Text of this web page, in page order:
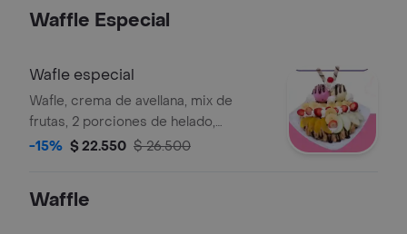
Waffle Especial
Wafle especial
Wafle, crema de avellana, mix de
frutas, 2 porciones de helado,
chantilly, salsa de chocolate.
-15% $ 22.550 $ 26.500
Waffle